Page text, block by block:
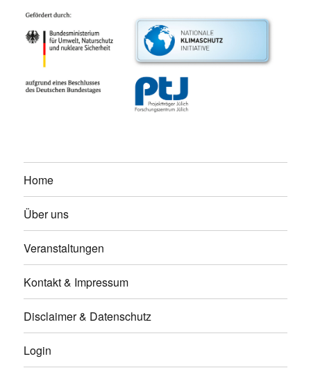
Home
Über uns
Veranstaltungen
Kontakt & Impressum
Disclaimer & Datenschutz
Login